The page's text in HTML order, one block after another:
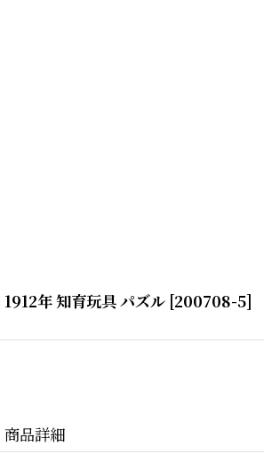
1912年 知育玩具 パズル [200708-5]
商品詳細